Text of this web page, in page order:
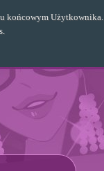
końcowym Użytkownika.